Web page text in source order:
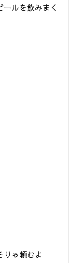
ルを飲みまく
りゃ頼むよ